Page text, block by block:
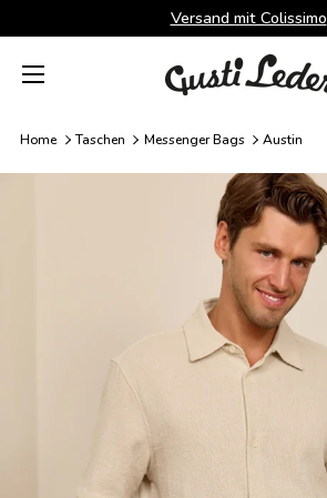
Direkt zum Inhalt
Versand mit Colissimo
Menü
Home Taschen Messenger Bags Austin